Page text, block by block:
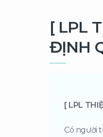
[ LPL
ĐỊNH
[ LPL
Có người